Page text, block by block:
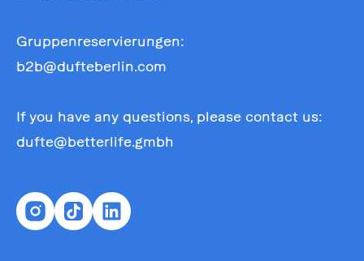
Gruppenreservierungen:
b2b@dufteberlin.com
If you have any questions, please contact us:
dufte@betterlife.gmbh